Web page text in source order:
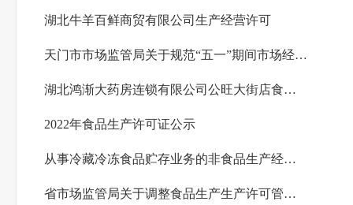
湖北牛羊百鲜商贸有限公司生产经营许可
天门市市场监管局关于规范“五一”期间市场经营行为的通告
湖北鸿渐大药房连锁有限公司公旺大街店食品经营许可公示
2022年食品生产许可证公示
从事冷藏冷冻食品贮存业务的非食品生产经营者备案信息公示表
省市场监管局关于调整食品生产生产许可管理有关事项的通知